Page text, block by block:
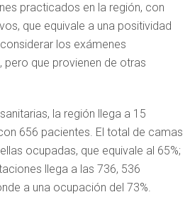
practicados en la región, con
que equivale a una positividad
los exámenes
pero que provienen de otras
la región llega a 15
656 pacientes. El total de camas
ocupadas, que equivale al 65%;
llega a las 736, 536
a una ocupación del 73%.